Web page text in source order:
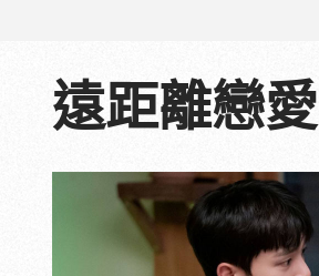
遠距離戀愛